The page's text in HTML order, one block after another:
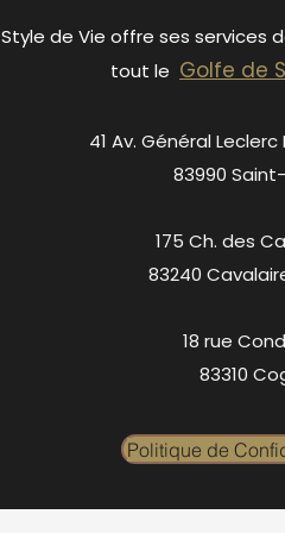
Style de Vie offre ses services
tout le Golfe de S
41 Av. Général
83990
175 Ch. des
83240
18 rue
83310
Politique de